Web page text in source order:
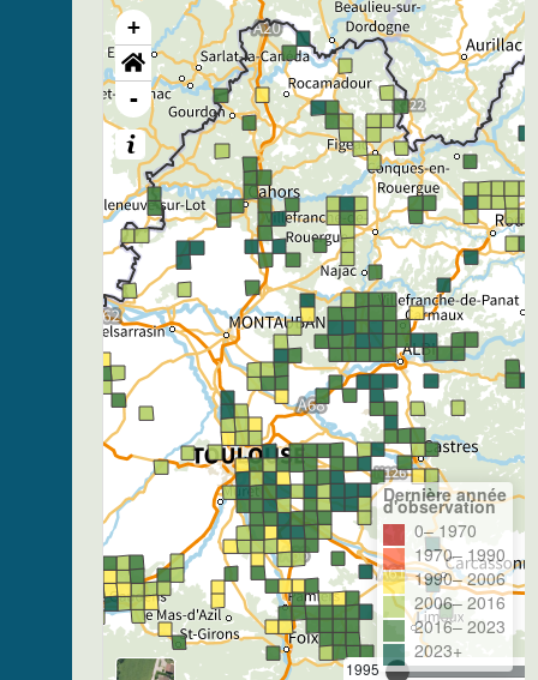
+
-
1995
Dernière année
d'observation
0– 1970
1970– 1990
1990– 2006
2006– 2016
2016– 2023
2023+